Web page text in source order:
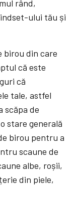
rând,
ului tău și
birou din care
că este
că
tale, astfel
scăpa de
stare generală
birou pentru a
scaune de
albe, roșii,
din piele,